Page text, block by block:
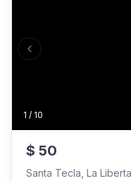
1 / 10
Previous slide
$ 50
Santa Tecla, La